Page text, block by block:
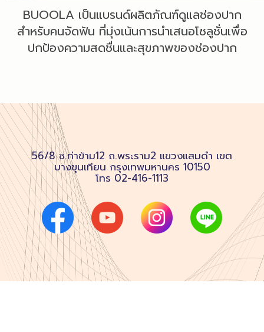
BUOOLA เป็นแบรนด์ผลิตภัณฑ์ดูแลช่องปาก
สำหรับคนจัดฟัน ที่มุ่งเน้นการนำเสนอโซลูชั่นเพื่อ
ปกป้องความสดชื่นและสุขภาพของช่องปาก
56/8 ซ.ท่าข้าม12 ถ.พระราม2 แขวงแสมดำ เขต
บางขุนเทียน กรุงเทพมหานคร 10150
โทร 02-416-1113